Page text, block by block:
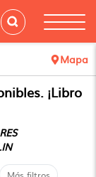
Mapa
¡Libro